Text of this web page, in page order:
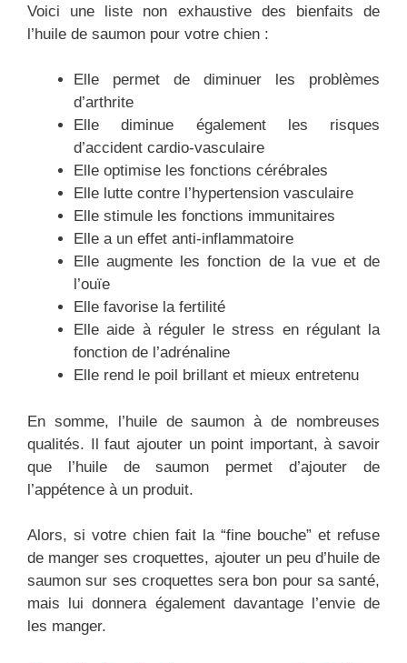
Voici une liste non exhaustive des bienfaits de
l’huile de saumon pour votre chien :
Elle permet de diminuer les problèmes
d’arthrite
Elle diminue également les risques
d’accident cardio-vasculaire
Elle optimise les fonctions cérébrales
Elle lutte contre l’hypertension vasculaire
Elle stimule les fonctions immunitaires
Elle a un effet anti-inflammatoire
Elle augmente les fonction de la vue et de
l’ouïe
Elle favorise la fertilité
Elle aide à réguler le stress en régulant la
fonction de l’adrénaline
Elle rend le poil brillant et mieux entretenu
En somme, l’huile de saumon à de nombreuses
qualités. Il faut ajouter un point important, à savoir
que l’huile de saumon permet d’ajouter de
l’appétence à un produit.
Alors, si votre chien fait la “fine bouche” et refuse
de manger ses croquettes, ajouter un peu d’huile de
saumon sur ses croquettes sera bon pour sa santé,
mais lui donnera également davantage l’envie de
les manger.